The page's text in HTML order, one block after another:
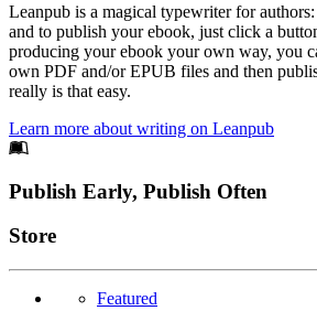
Leanpub is a magical typewriter for
and to publish your ebook, just click a
producing your ebook your own way, you
own PDF and/or EPUB files and then
really is that easy.
Learn more about writing on Leanpub
Footer
Publish Early, Publish Often
Links
Store
Featured